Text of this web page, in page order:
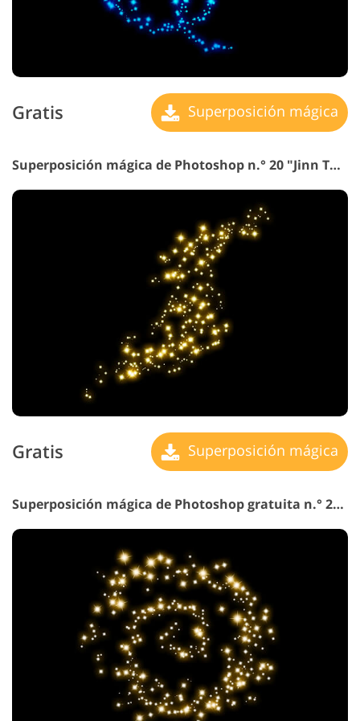
Gratis Superposición mágica
Superposición mágica de Photoshop n.° 20 "Jinn Tale"
Gratis Superposición mágica
Superposición mágica de Photoshop gratuita n.° 21 "Eternal Wheel"